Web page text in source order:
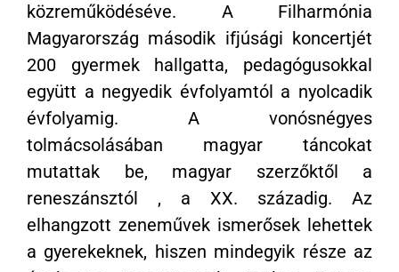
közreműködéséve. A Filharmónia
Magyarország második ifjúsági koncertjét
200 gyermek hallgatta, pedagógusokkal
együtt a negyedik évfolyamtól a nyolcadik
évfolyamig. A vonósnégyes
tolmácsolásában magyar táncokat
mutattak be, magyar szerzőktől a
reneszánsztól , a XX. századig. Az
elhangzott zeneművek ismerősek lehettek
a gyerekeknek, hiszen mindegyik része az